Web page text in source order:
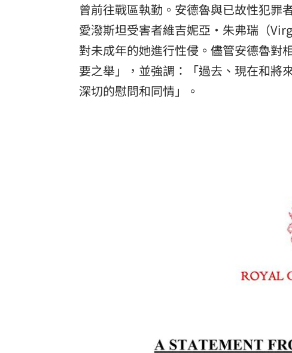
曾前往戰區執勤。安德魯與已故性犯
愛潑斯坦受害者維吉妮亞‧朱弗瑞（
對未成年的她進行性侵。儘管安德魯對
要之舉」，並強調：「過去、現在和將
深切的慰問和同情」。